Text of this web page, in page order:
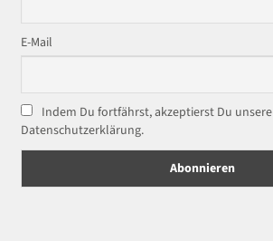
E-Mail
Indem Du fortfährst, akzeptierst Du unsere
Datenschutzerklärung.